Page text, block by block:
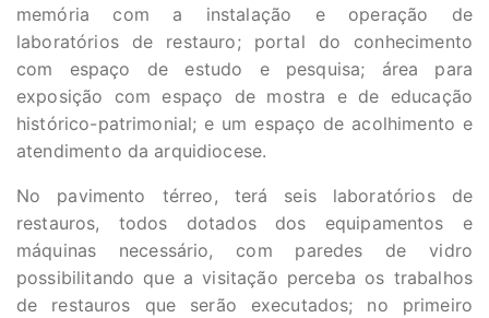
memória com a instalação e operação de
laboratórios de restauro; portal do conhecimento
com espaço de estudo e pesquisa; área para
exposição com espaço de mostra e de educação
histórico-patrimonial; e um espaço de acolhimento e
atendimento da arquidiocese.
No pavimento térreo, terá seis laboratórios de
restauros, todos dotados dos equipamentos e
máquinas necessário, com paredes de vidro
possibilitando que a visitação perceba os trabalhos
de restauros que serão executados; no primeiro